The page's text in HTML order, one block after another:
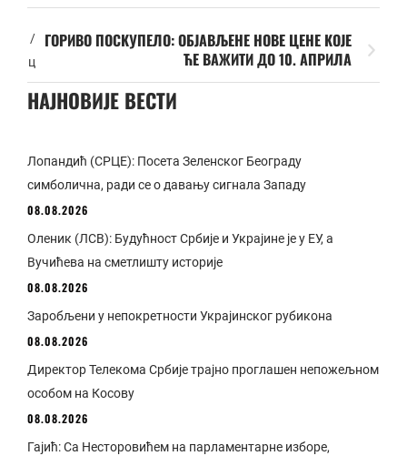
/
ц
ГОРИВО ПОСКУПЕЛО: ОБЈАВЉЕНЕ НОВЕ ЦЕНЕ КОЈЕ
ЋЕ ВАЖИТИ ДО 10. АПРИЛА
НАЈНОВИЈЕ ВЕСТИ
Лопандић (СРЦЕ): Посета Зеленског Београду
симболична, ради се о давању сигнала Западу
08.08.2026
Оленик (ЛСВ): Будућност Србије и Украјине је у ЕУ, а
Вучићева на сметлишту историје
08.08.2026
Заробљени у непокретности Украјинског рубикона
08.08.2026
Директор Телекома Србије трајно проглашен непожељном
особом на Косову
08.08.2026
Гајић: Са Несторовићем на парламентарне изборе,